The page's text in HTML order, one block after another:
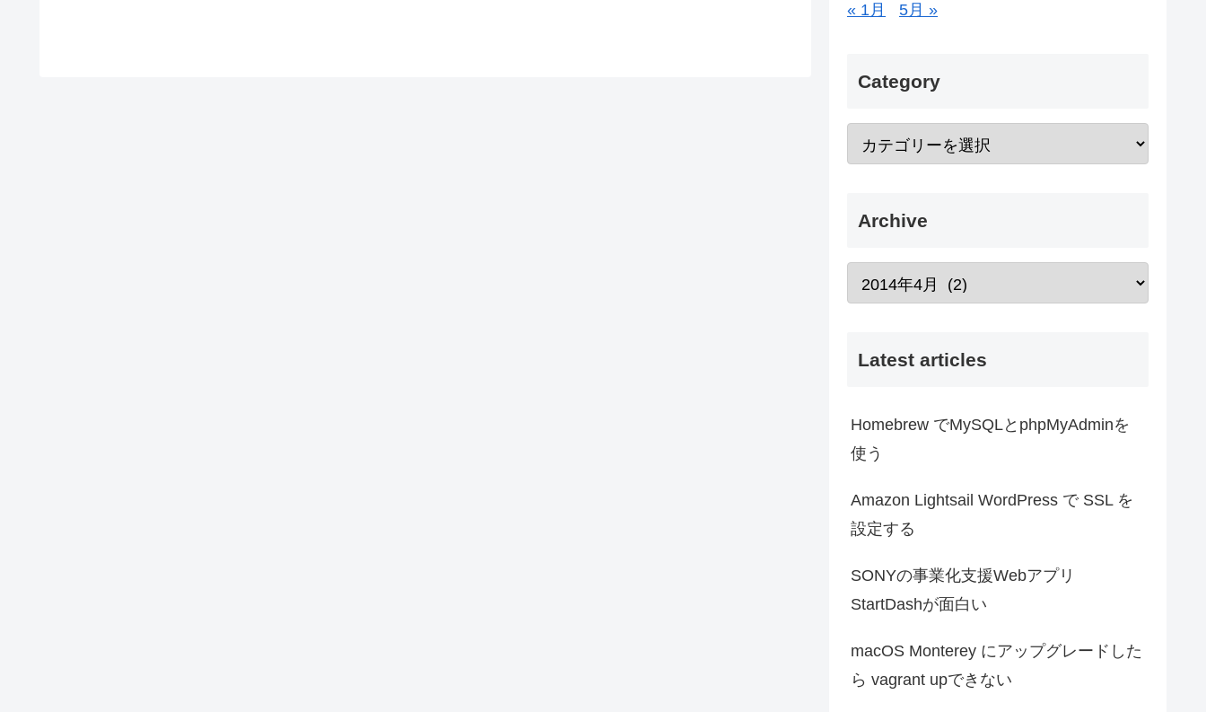
« 1月 5月 »
Category
Archive
Latest articles
Homebrew でMySQLとphpMyAdminを
使う
Amazon Lightsail WordPress で SSL を
設定する
SONYの事業化支援Webアプリ
StartDashが面白い
macOS Monterey にアップグレードした
ら vagrant upできない